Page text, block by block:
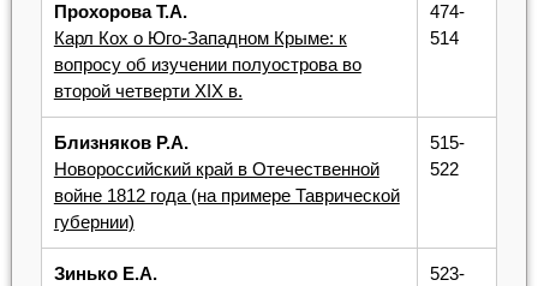
Прохорова Т.А.
Карл Кох о Юго-Западном Крыме: к
вопросу об изучении полуострова во
второй четверти XIX в.
474-
514
Близняков Р.А.
Новороссийский край в Отечественной
войне 1812 года (на примере Таврической
губернии)
515-
522
Зинько Е.А.
523-